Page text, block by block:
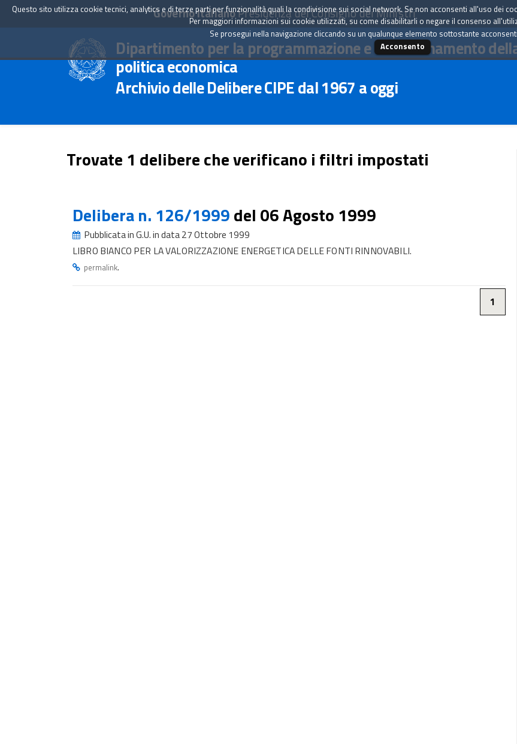
Governo ItalianoPresidenza del Consiglio dei Ministri
Dipartimento per la programmazione e il coordinamento
politica economica
Archivio delle Delibere CIPE dal 1967 a oggi
Trovate 1 delibere che verificano i filtri impostati
Delibera n. 126/1999del 06 Agosto 1999
Pubblicata in G.U. in data 27 Ottobre 1999
LIBRO BIANCO PER LA VALORIZZAZIONE ENERGETICA DELLE FONTI RINNOVABILI.
permalink.
1
Questo sito utilizza cookie tecnici, analytics e di terze parti per funzionalità quali la condivisione sui social network. Se non acconsenti all'uso dei
Per maggiori informazioni sui cookie utilizzati, su come disabilitarli o negare il consenso
Se prosegui nella navigazione cliccando su un qualunque elemento sottostante
Acconsento